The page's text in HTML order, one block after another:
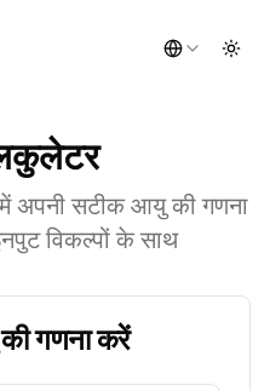
में अपनी सटीक आयु की गणना
विकल्पों के साथ
गणना करें